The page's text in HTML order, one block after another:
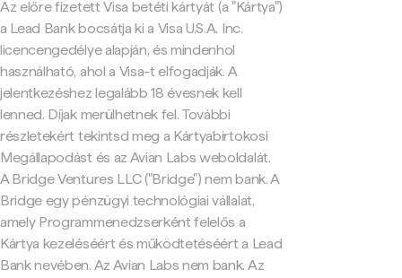
Az előre fizetett Visa betéti kártyát (a "Kártya")
a Lead Bank bocsátja ki a Visa U.S.A. Inc.
licencengedélye alapján, és mindenhol
használható, ahol a Visa-t elfogadják. A
jelentkezéshez legalább 18 évesnek kell
lenned. Díjak merülhetnek fel. További
részletekért tekintsd meg a Kártyabirtokosi
Megállapodást és az Avian Labs weboldalát.
A Bridge Ventures LLC ("Bridge") nem bank. A
Bridge egy pénzügyi technológiai vállalat,
amely Programmenedzserként felelős a
Kártya kezeléséért és működtetéséért a Lead
Bank nevében. Az Avian Labs nem bank. Az